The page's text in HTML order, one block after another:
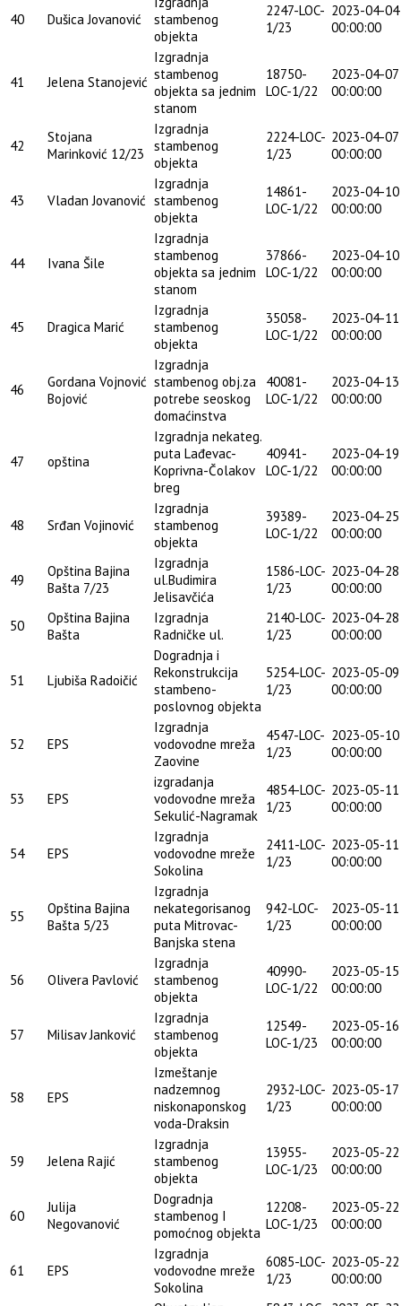
40 Dušica Jovanović
stambenog
objekta
2247-LOC-
1/23
2023-04-04
00:00:00
41 Jelena Stanojević
Izgradnja
stambenog
objekta sa jednim
stanom
18750-
LOC-1/22
2023-04-07
00:00:00
42
Stojana
Marinković 12/23
Izgradnja
stambenog
objekta
2224-LOC-
1/23
2023-04-07
00:00:00
43 Vladan Jovanović
Izgradnja
stambenog
objekta
14861-
LOC-1/22
2023-04-10
00:00:00
44 Ivana Šile
Izgradnja
stambenog
objekta sa jednim
stanom
37866-
LOC-1/22
2023-04-10
00:00:00
45 Dragica Marić
Izgradnja
stambenog
objekta
35058-
LOC-1/22
2023-04-11
00:00:00
46
Gordana Vojnović
Bojović
Izgradnja
stambenog obj.za
potrebe seoskog
domaćinstva
40081-
LOC-1/22
2023-04-13
00:00:00
47 opština
Izgradnja nekateg.
puta Lađevac-
Koprivna-Čolakov
breg
40941-
LOC-1/22
2023-04-19
00:00:00
48 Srđan Vojinović
Izgradnja
stambenog
objekta
39389-
LOC-1/22
2023-04-25
00:00:00
49
Opština Bajina
Bašta 7/23
Izgradnja
ul.Budimira
Jelisavčića
1586-LOC-
1/23
2023-04-28
00:00:00
50
Opština Bajina
Bašta
Izgradnja
Radničke ul.
2140-LOC-
1/23
2023-04-28
00:00:00
51 Ljubiša Radoičić
Dogradnja i
Rekonstrukcija
stambeno-
poslovnog objekta
5254-LOC-
1/23
2023-05-09
00:00:00
52 EPS
Izgradnja
vodovodne mreža
Zaovine
4547-LOC-
1/23
2023-05-10
00:00:00
53 EPS
izgradanja
vodovodne mreža
Sekulić-Nagramak
4854-LOC-
1/23
2023-05-11
00:00:00
54 EPS
Izgradnja
vodovodne mreže
Sokolina
2411-LOC-
1/23
2023-05-11
00:00:00
55
Opština Bajina
Bašta 5/23
Izgradnja
nekategorisanog
puta Mitrovac-
Banjska stena
942-LOC-
1/23
2023-05-11
00:00:00
56 Olivera Pavlović
Izgradnja
stambenog
objekta
40990-
LOC-1/22
2023-05-15
00:00:00
57 Milisav Janković
Izgradnja
stambenog
objekta
12549-
LOC-1/23
2023-05-16
00:00:00
58 EPS
Izmeštanje
nadzemnog
niskonaponskog
voda-Draksin
2932-LOC-
1/23
2023-05-17
00:00:00
59 Jelena Rajić
Izgradnja
stambenog
objekta
13955-
LOC-1/23
2023-05-22
00:00:00
60
Julija
Negovanović
Dogradnja
stambenog I
pomoćnog objekta
12208-
LOC-1/23
2023-05-22
00:00:00
61 EPS
Izgradnja
vodovodne mreže
Sokolina
6085-LOC-
1/23
2023-05-22
00:00:00